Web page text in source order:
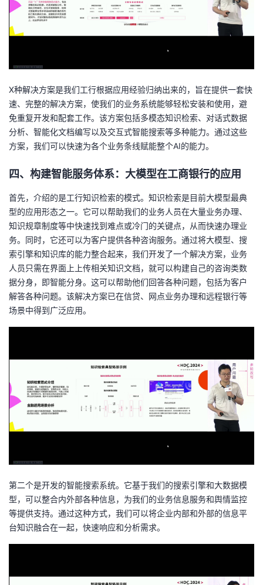
X种解决方案是我们工行根据应用经验归纳出来的，旨在提供一套快
速、完整的解决方案，使我们的业务系统能够轻松安装和使用，避
免重复开发和配套工作。该方案包括多模态知识检索、对话式数据
分析、智能化文档编写以及交互式智能搜索等多种能力。通过这些
方案，我们可以快速为各个业务条线赋能整个AI的能力。
四、 构建智能服务体系：大模型在工商银行的应用
首先，介绍的是工行知识检索的模式。知识检索是目前大模型最典
型的应用形态之一。它可以帮助我们的业务人员在大量业务办理、
知识规章制度等中快速找到难点或冷门的关键点，从而快速办理业
务。同时，它还可以为客户提供各种咨询服务。通过将大模型、搜
索引擎和知识库的能力整合起来，我们开发了一个解决方案， 业务
人员只需在界面上上传相关知识文档，就可以构建自己的咨询类数
据分身，即智能分身。这可以帮助他们回答各种问题，包括为客户
解答各种问题。该解决方案已在信贷、网点业务办理和远程银行等
场景中得到广泛应用。
第二个是开发的智能搜索系统。它基于我们的搜索引擎和大数据模
型，可以整合内外部各种信息，为我们的业务信息服务和舆情监控
等提供支持。通过这种方式，我们可以将企业内部和外部的信息平
台知识融合在一起，快速响应和分析需求。